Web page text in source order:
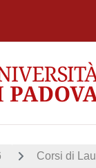
Corsi di